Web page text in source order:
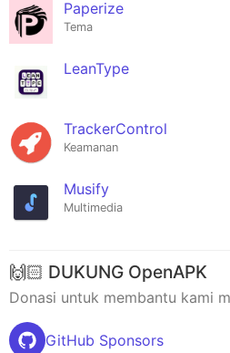
Paperize
Tema
LeanType
TrackerControl
Keamanan
Musify
Multimedia
🙌🏻 DUKUNG OpenAPK
Donasi untuk membantu kami
GitHub Sponsors